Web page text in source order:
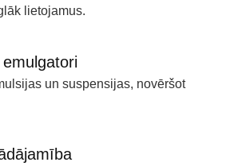
lietojamus.
un suspensijas, novēršot